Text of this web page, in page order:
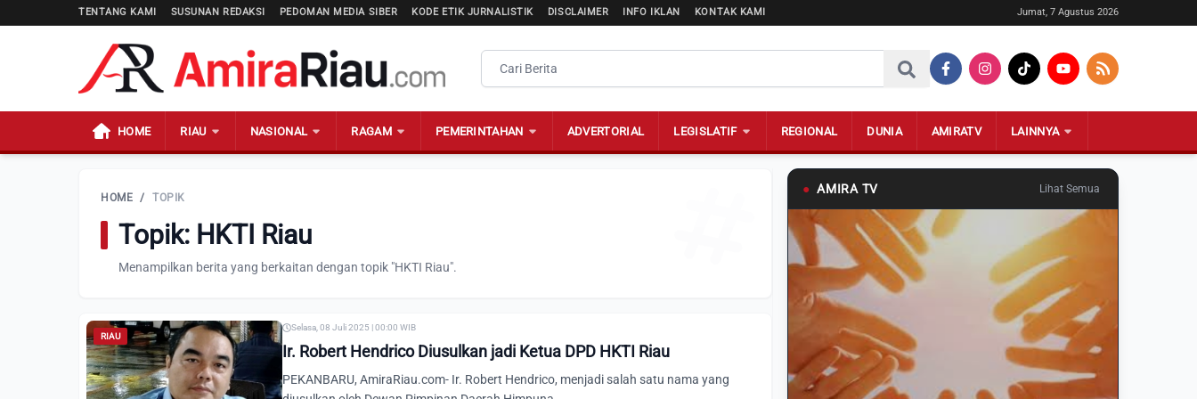
TENTANG KAMI SUSUNAN REDAKSI PEDOMAN MEDIA SIBER KODE ETIK JURNALISTIK DISCLAIMER INFO IKLAN KONTAK KAMI Jumat, 7 Agustus 2026
HOME RIAU NASIONAL RAGAM PEMERINTAHAN ADVERTORIAL LEGISLATIF REGIONAL DUNIA AMIRATV LAINNYA
HOME / TOPIK
Topik: HKTI Riau
Menampilkan berita yang berkaitan dengan topik "HKTI Riau".
RIAU
Selasa, 08 Juli 2025 | 00:00 WIB
Ir. Robert Hendrico Diusulkan jadi Ketua DPD HKTI Riau
PEKANBARU, AmiraRiau.com- Ir. Robert Hendrico, menjadi salah satu nama yang
● AMIRA TV Lihat Semua